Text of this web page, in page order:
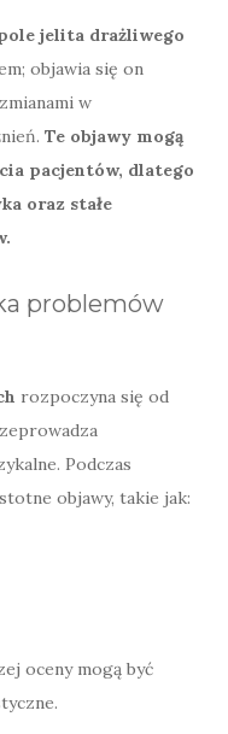
jelita drażliwego
objawia się on
w
Te objawy mogą
pacjentów, dlatego
oraz stałe
problemów
rozpoczyna się od
Podczas
objawy, takie jak:
oceny mogą być